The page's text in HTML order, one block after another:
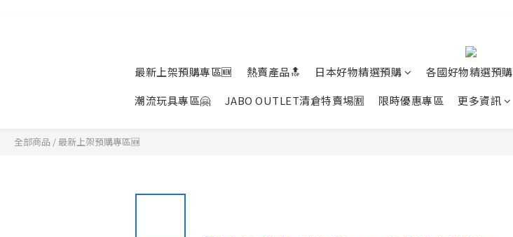
最新上架預購專區🆕 熱賣產品🔝 日本好物精選預購 各國好物精選預購
潮流玩具專區🤗
JABO OUTLET清倉特賣埸🈹 限時優惠專區 更多資訊
全部商品 /最新上架預購專區🆕